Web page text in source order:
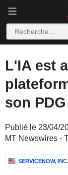
L'IA est
son
Publié le 23/04/
MT Newswires -
SERVICENOW, INC.